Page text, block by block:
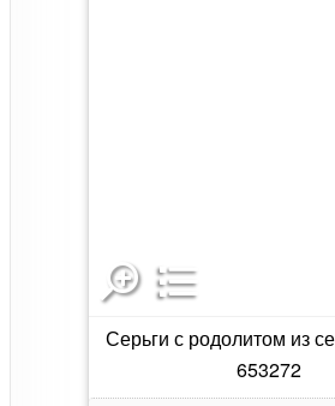
Серьги с родолитом из
653272